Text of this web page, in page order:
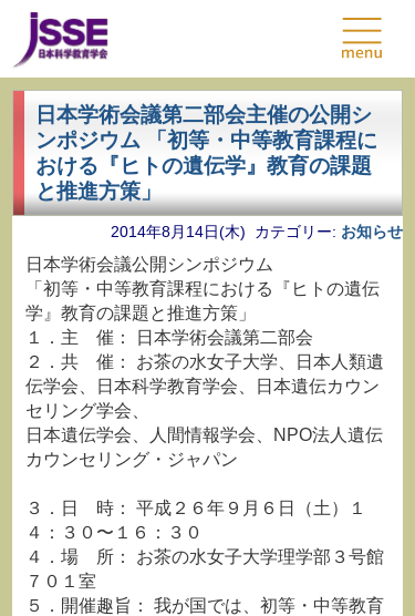
日本学術会議第二部会主催の公開シ
ンポジウム 「初等・中等教育課程に
おける『ヒトの遺伝学』教育の課題
と推進方策」
2014年8月14日(木) カテゴリー: お知らせ
日本学術会議公開シンポジウム
「初等・中等教育課程における『ヒトの遺伝
学』教育の課題と推進方策」
１．主 催： 日本学術会議第二部会
２．共 催： お茶の水女子大学、日本人類遺
伝学会、日本科学教育学会、日本遺伝カウン
セリング学会、
日本遺伝学会、人間情報学会、NPO法人遺伝
カウンセリング・ジャパン
３．日 時： 平成２６年９月６日（土）１
４：３０〜１６：３０
４．場 所： お茶の水女子大学理学部３号館
７０１室
５．開催趣旨： 我が国では、初等・中等教育